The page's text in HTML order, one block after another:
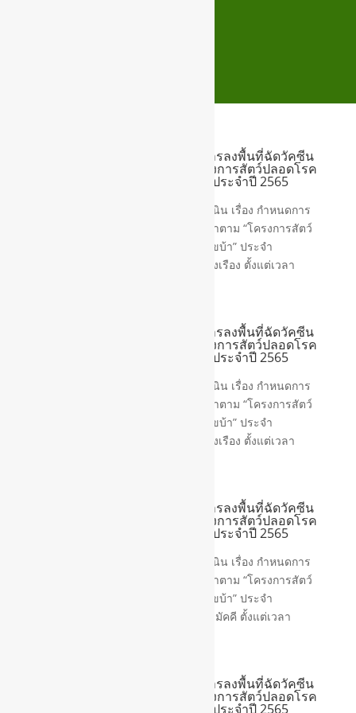
📢 ประชาสัมพันธ์ เรื่องกำหนดการลงพื้นที่ฉัดวัคซีน
ป้องกันโรคพิษสุนัชบ้าตาม “โครงการสัตว์ปลอดโรค
คนปลอดภัยจากโรคพิษสุนัขบ้า” ประจำปี 2565
ประชาสัมพันธ์ จากเทศบาลตำบลสูงเนิน เรื่อง กำหนดการ
ลงพื้นที่ฉัดวัคซีนป้องกันโรคพิษสุนัชบ้าตาม “โครงการสัตว์
ปลอดโรค คนปลอดภัยจากโรคพิษสุนัขบ้า” ประจำ
ปีงบประมาณ 2565 ชุมชน ประตูน้ำรุ่งเรือง ตั้งแต่เวลา
📢 ประชาสัมพันธ์ เรื่องกำหนดการลงพื้นที่ฉัดวัคซีน
ป้องกันโรคพิษสุนัชบ้าตาม “โครงการสัตว์ปลอดโรค
คนปลอดภัยจากโรคพิษสุนัขบ้า” ประจำปี 2565
ประชาสัมพันธ์ จากเทศบาลตำบลสูงเนิน เรื่อง กำหนดการ
ลงพื้นที่ฉัดวัคซีนป้องกันโรคพิษสุนัชบ้าตาม “โครงการสัตว์
ปลอดโรค คนปลอดภัยจากโรคพิษสุนัขบ้า” ประจำ
ปีงบประมาณ 2565 ชุมชน ประตูน้ำรุ่งเรือง ตั้งแต่เวลา
📢 ประชาสัมพันธ์ เรื่องกำหนดการลงพื้นที่ฉัดวัคซีน
ป้องกันโรคพิษสุนัชบ้าตาม “โครงการสัตว์ปลอดโรค
คนปลอดภัยจากโรคพิษสุนัขบ้า” ประจำปี 2565
ประชาสัมพันธ์ จากเทศบาลตำบลสูงเนิน เรื่อง กำหนดการ
ลงพื้นที่ฉัดวัคซีนป้องกันโรคพิษสุนัชบ้าตาม “โครงการสัตว์
ปลอดโรค คนปลอดภัยจากโรคพิษสุนัขบ้า” ประจำ
ปีงบประมาณ 2565 ชุมชน บ้านหันสามัคคี ตั้งแต่เวลา
📢 ประชาสัมพันธ์ เรื่องกำหนดการลงพื้นที่ฉัดวัคซีน
ป้องกันโรคพิษสุนัชบ้าตาม “โครงการสัตว์ปลอดโรค
คนปลอดภัยจากโรคพิษสุนัขบ้า” ประจำปี 2565